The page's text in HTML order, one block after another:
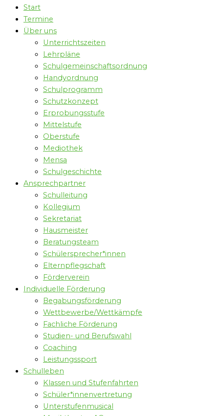
Start
Termine
Über uns
Unterrichtszeiten
Lehrpläne
Schulgemeinschaftsordnung
Handyordnung
Schulprogramm
Schutzkonzept
Erprobungsstufe
Mittelstufe
Oberstufe
Mediothek
Mensa
Schulgeschichte
Ansprechpartner
Schulleitung
Kollegium
Sekretariat
Hausmeister
Beratungsteam
Schülersprecher*innen
Elternpflegschaft
Förderverein
Individuelle Förderung
Begabungsförderung
Wettbewerbe/Wettkämpfe
Fachliche Förderung
Studien- und Berufswahl
Coaching
Leistungssport
Schulleben
Klassen und Stufenfahrten
Schüler*innenvertretung
Unterstufenmusical